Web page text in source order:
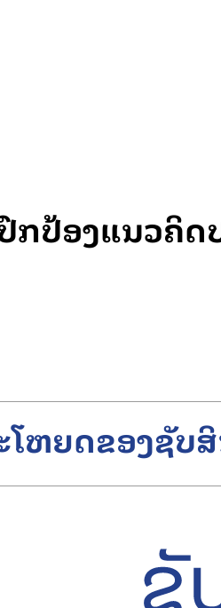
ກປ້ອງແນວຄິດ
ໂຫຍດຂອງຊັບ